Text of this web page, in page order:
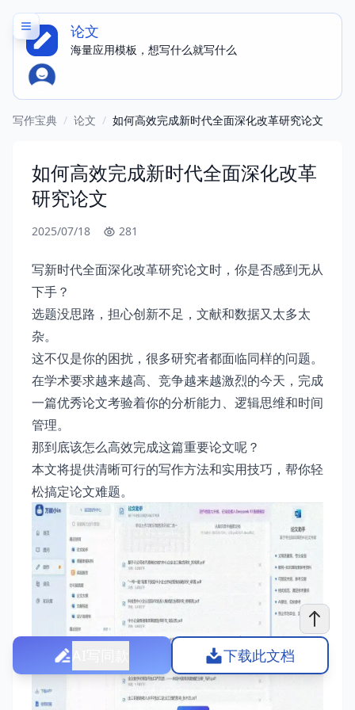
论文
海量应用模板，想写什么就写什么
写作宝典 / 论文 / 如何高效完成新时代全面深化改革研究论文
如何高效完成新时代全面深化改革
研究论文
2025/07/18 281
写新时代全面深化改革研究论文时，你是否感到无从
下手？
选题没思路，担心创新不足，文献和数据又太多太
杂。
这不仅是你的困扰，很多研究者都面临同样的问题。
在学术要求越来越高、竞争越来越激烈的今天，完成
一篇优秀论文考验着你的分析能力、逻辑思维和时间
管理。
那到底该怎么高效完成这篇重要论文呢？
本文将提供清晰可行的写作方法和实用技巧，帮你轻
松搞定论文难题。
下载此文档